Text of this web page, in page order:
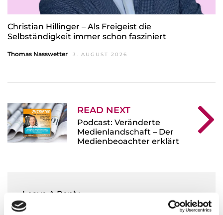
Christian Hillinger – Als Freigeist die
Selbständigkeit immer schon fasziniert
Thomas Nasswetter 3. AUGUST 2026
READ NEXT
Podcast: Veränderte
Medienlandschaft – Der
Medienbeoachter erklärt
Leave A Reply